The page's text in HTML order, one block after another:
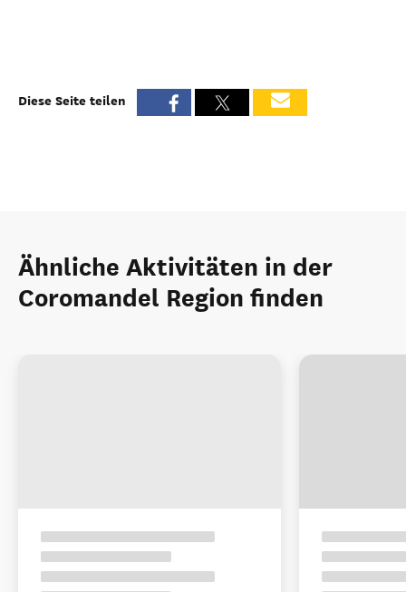
Diese Seite teilen
Ähnliche Aktivitäten in der
Coromandel Region finden